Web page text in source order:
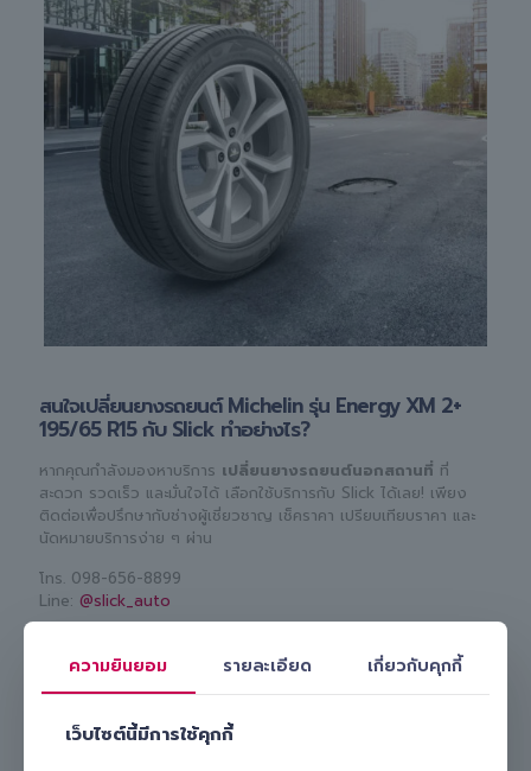
สนใจเปลี่ยนยางรถยนต์ Michelin รุ่น Energy XM 2+
195/65 R15 กับ Slick ทำอย่างไร?
หากคุณกำลังมองหาบริการ เปลี่ยนยางรถยนต์นอกสถานที่ ที่
สะดวก รวดเร็ว และมั่นใจได้ เลือกใช้บริการกับ Slick ได้เลย! เพียง
ติดต่อเพื่อปรึกษากับช่างผู้เชี่ยวชาญ เช็คราคา เปรียบเทียบราคา และ
นัดหมายบริการง่าย ๆ ผ่าน
โทร. 098-656-8899
Line: @slick_auto
Energy XM 2+ 195/65 R15 ให้คุณถึงบ้านหรือที่ทำงานสะดวก
ปลอดภัย และคุ้มค่า เลือก Slick บริการเปลี่ยนยางถึงที่ รับรองไม่ผิด
ความยินยอม รายละเอียด เกี่ยวกับคุกกี้
เว็บไซต์นี้มีการใช้คุกกี้